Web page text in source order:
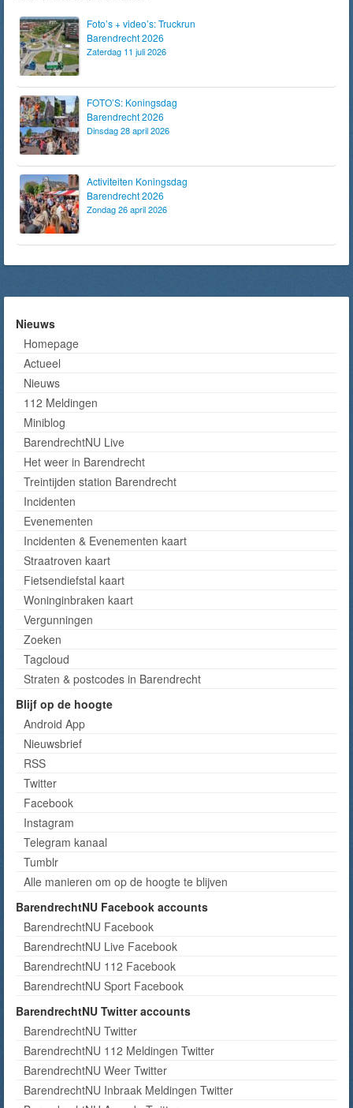
Foto’s + video’s: Truckrun
Barendrecht 2026
Zaterdag 11 juli 2026
FOTO’S: Koningsdag
Barendrecht 2026
Dinsdag 28 april 2026
Activiteiten Koningsdag
Barendrecht 2026
Zondag 26 april 2026
Nieuws
Homepage
Actueel
Nieuws
112 Meldingen
Miniblog
BarendrechtNU Live
Het weer in Barendrecht
Treintijden station Barendrecht
Incidenten
Evenementen
Incidenten & Evenementen kaart
Straatroven kaart
Fietsendiefstal kaart
Woninginbraken kaart
Vergunningen
Zoeken
Tagcloud
Straten & postcodes in Barendrecht
Blijf op de hoogte
Android App
Nieuwsbrief
RSS
Twitter
Facebook
Instagram
Telegram kanaal
Tumblr
Alle manieren om op de hoogte te blijven
BarendrechtNU Facebook accounts
BarendrechtNU Facebook
BarendrechtNU Live Facebook
BarendrechtNU 112 Facebook
BarendrechtNU Sport Facebook
BarendrechtNU Twitter accounts
BarendrechtNU Twitter
BarendrechtNU 112 Meldingen Twitter
BarendrechtNU Weer Twitter
BarendrechtNU Inbraak Meldingen Twitter